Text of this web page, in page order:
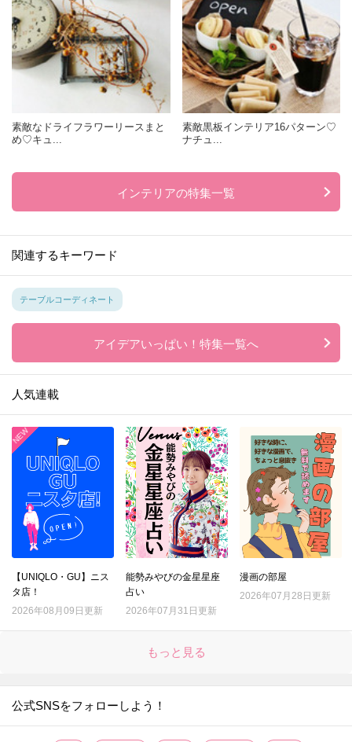
素敵なドライフラワーリースまと
め♡キュ...
素敵黒板インテリア16パターン♡
ナチュ...
インテリアの特集一覧
関連するキーワード
テーブルコーディネート
アイデアいっぱい！特集一覧へ
人気連載
【UNIQLO・GU】ニス
タ店！
2026年08月09日更新
能勢みやびの金星星座
占い
2026年07月31日更新
漫画の部屋
2026年07月28日更新
もっと見る
公式SNSをフォローしよう！